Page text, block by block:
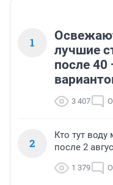
1
лучшие
после
3 407
2
Кто тут воду
после 2
1 379